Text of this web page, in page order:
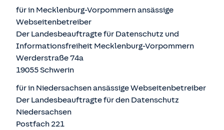
für in Mecklenburg-Vorpommern ansässige
Webseitenbetreiber
Der Landesbeauftragte für Datenschutz und
Informationsfreiheit Mecklenburg-Vorpommern
Werderstraße 74a
19055 Schwerin
für in Niedersachsen ansässige Webseitenbetreiber
Der Landesbeauftragte für den Datenschutz
Niedersachsen
Postfach 221